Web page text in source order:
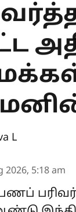
L
2026, 5:18 am